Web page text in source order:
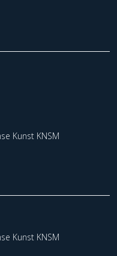
Kunst KNSM
Kunst KNSM